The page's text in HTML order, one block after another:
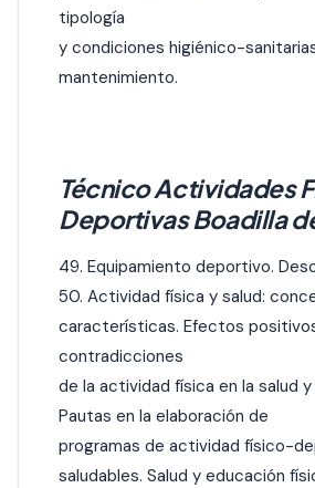
tipología
y condiciones higiénico-
mantenimiento.
Técnico Actividades
Deportivas Boadilla
49. Equipamiento deportivo.
50. Actividad física y salud:
características. Efectos
contradicciones
de la actividad física en la salud
Pautas en la elaboración de
programas de actividad físico-
saludables. Salud y educación